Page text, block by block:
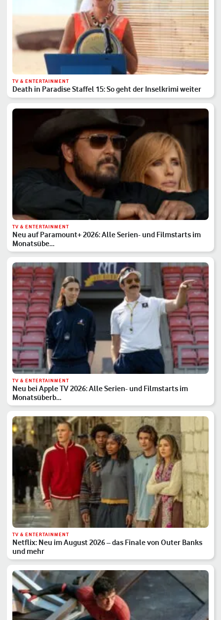
TV & ENTERTAINMENT
Death in Paradise Staffel 15: So geht der Inselkrimi weiter
TV & ENTERTAINMENT
Neu auf Paramount+ 2026: Alle Serien- und Filmstarts im
Monatsübe…
TV & ENTERTAINMENT
Neu bei Apple TV 2026: Alle Serien- und Filmstarts im
Monatsüberb…
TV & ENTERTAINMENT
Netflix: Neu im August 2026 – das Finale von Outer Banks
und mehr